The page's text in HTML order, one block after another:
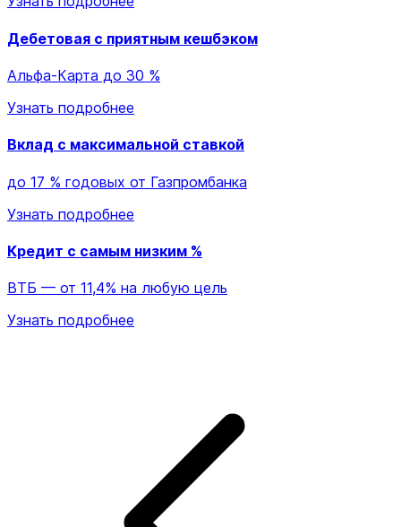
Дебетовая с приятным кешбэком
Альфа-Карта до 30 %
Узнать подробнее
Вклад с максимальной ставкой
до 17 % годовых от Газпромбанка
Узнать подробнее
Кредит с самым низким %
ВТБ — от 11,4% на любую цель
Узнать подробнее